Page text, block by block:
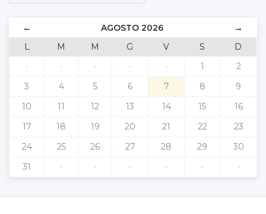
← AGOSTO 2026 →
L M M G V S
D
·
· · · · 1
2
3
4 5 6 7 8
9
10
11 12 13 14 15
16
17
18 19 20 21 22
23
24
25 26 27 28 29
30
31
· · · · · ·